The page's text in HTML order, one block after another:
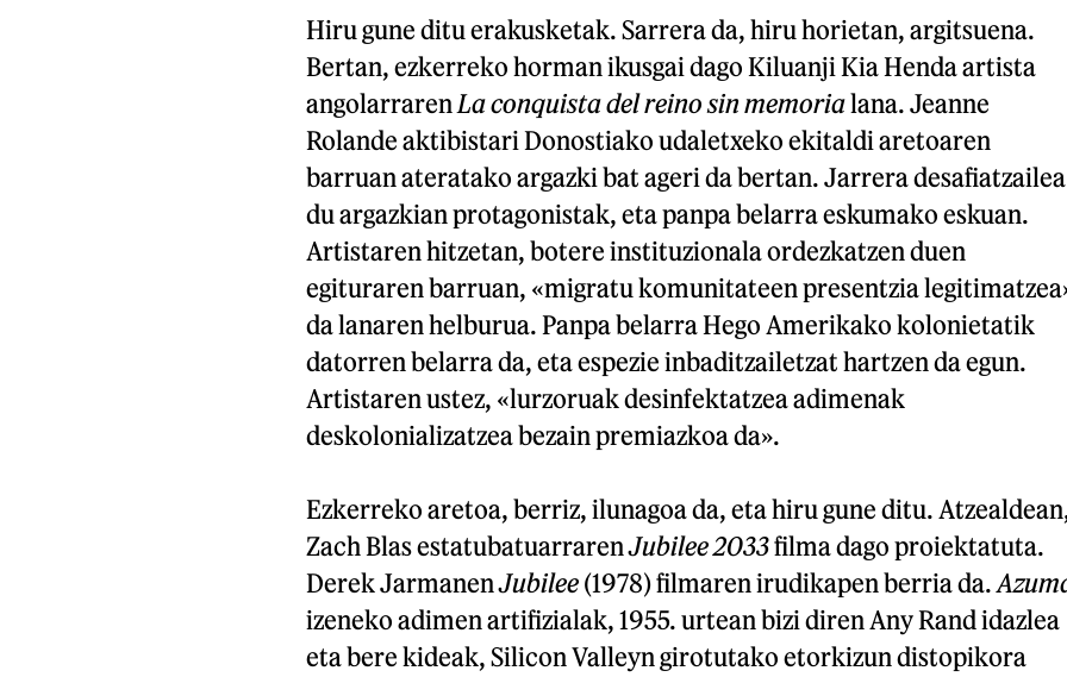
Hiru gune ditu erakusketak. Sarrera da, hiru horietan, argitsuena.
Bertan, ezkerreko horman ikusgai dago Kiluanji Kia Henda artista
angolarraren La conquista del reino sin memorialana. Jeanne
Rolande aktibistari Donostiako udaletxeko ekitaldi aretoaren
barruan ateratako argazki bat ageri da bertan. Jarrera desafiatzailea
du argazkian protagonistak, eta panpa belarra eskumako eskuan.
Artistaren hitzetan, botere instituzionala ordezkatzen duen
egituraren barruan, «migratu komunitateen presentzia
da lanaren helburua. Panpa belarra Hego Amerikako kolonietatik
datorren belarra da, eta espezie inbaditzailetzat hartzen da egun.
Artistaren ustez, «lurzoruak desinfektatzea adimenak
deskolonializatzea bezain premiazkoa da».
Ezkerreko aretoa, berriz, ilunagoa da, eta hiru gune ditu.
Zach Blas estatubatuarrarenJubilee 2033filma dago proiektatuta.
Derek JarmanenJubilee(1978) filmaren irudikapen berria da.
izeneko adimen artifizialak, 1955. urtean bizi diren Any Rand idazlea
eta bere kideak, Silicon Valleyn girotutako etorkizun distopikora